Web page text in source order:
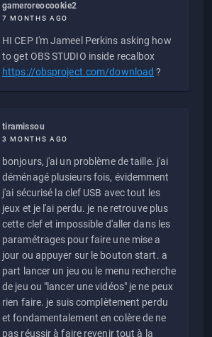
gameroreocookie2
7 MONTHS AGO
HI CEP I'm Jameel Perkins asking how
to get OBS STUDIO inside recalbox
https://obsproject.com/download ?
tiramissou
3 MONTHS AGO
bonjours, j'ai un problème de taille. j'ai
déménagé plusieurs fois, évidemment
j'ai sécurisé la clef USB avec tout les
jeux et je l'ai perdu. je ne retrouve plus
cette clef et impossible d'aller dans les
paramétrages pour faire une mise a
jour ou appuyer sur le bouton start. a
part lancer un jeu ou le menu recherche
de jeu ou "lancer une vidéos" je ne peux
rien faire. je suis complètement perdu
et fondamentalement en colère de ne
pas réussir à faire revenir tout à la